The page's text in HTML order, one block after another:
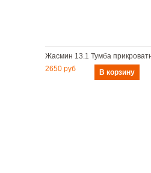
Жасмин 13.1 Тумба
2650 руб